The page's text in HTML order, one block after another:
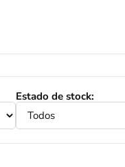
Estado de stock: